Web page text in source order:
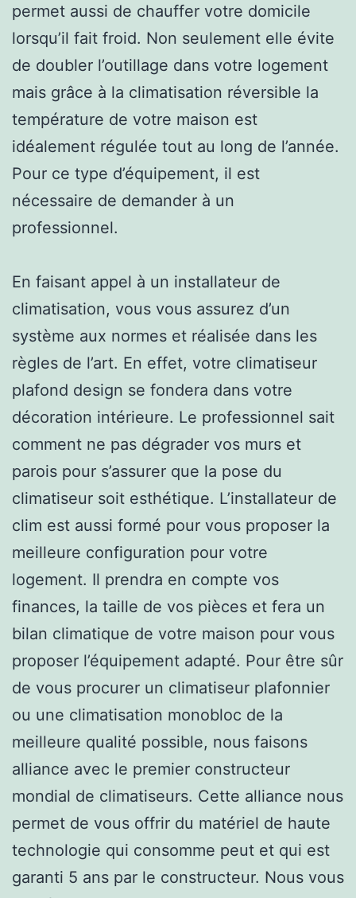
permet aussi de chauffer votre domicile
lorsqu’il fait froid. Non seulement elle évite
de doubler l’outillage dans votre logement
mais grâce à la climatisation réversible la
température de votre maison est
idéalement régulée tout au long de l’année.
Pour ce type d’équipement, il est
nécessaire de demander à un
professionnel.
En faisant appel à un installateur de
climatisation, vous vous assurez d’un
système aux normes et réalisée dans les
règles de l’art. En effet, votre climatiseur
plafond design se fondera dans votre
décoration intérieure. Le professionnel sait
comment ne pas dégrader vos murs et
parois pour s’assurer que la pose du
climatiseur soit esthétique. L’installateur de
clim est aussi formé pour vous proposer la
meilleure configuration pour votre
logement. Il prendra en compte vos
finances, la taille de vos pièces et fera un
bilan climatique de votre maison pour vous
proposer l’équipement adapté. Pour être sûr
de vous procurer un climatiseur plafonnier
ou une climatisation monobloc de la
meilleure qualité possible, nous faisons
alliance avec le premier constructeur
mondial de climatiseurs. Cette alliance nous
permet de vous offrir du matériel de haute
technologie qui consomme peut et qui est
garanti 5 ans par le constructeur. Nous vous